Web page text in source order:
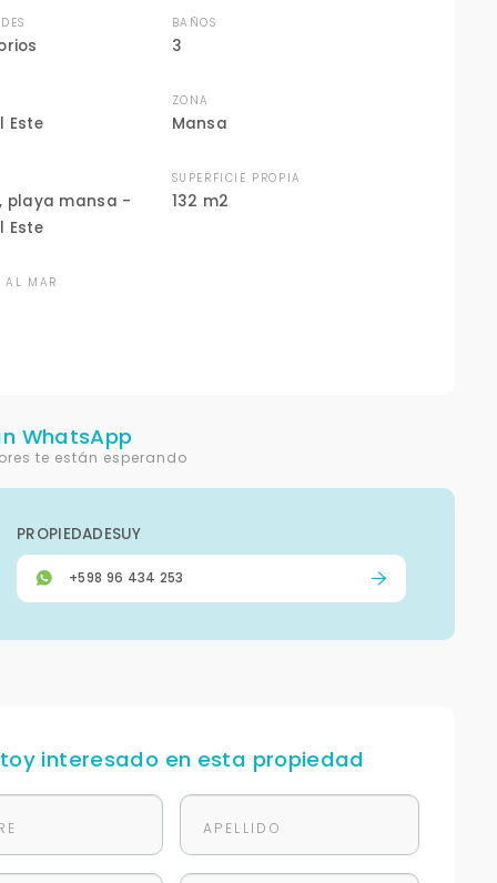
BAÑOS
3
Este
ZONA
Mansa
playa mansa -
Este
SUPERFICIE PROPIA
132 m2
AL MAR
WhatsApp
te están esperando
PROPIEDADESUY
+598 96 434 253
interesado en esta propiedad